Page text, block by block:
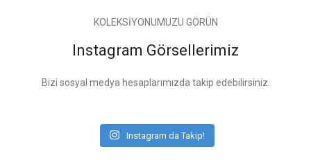
KOLEKSİYONUMUZU GÖRÜN
Instagram Görsellerimiz
Bizi sosyal medya hesaplarımızda takip edebilirsiniz.
Instagram da Takip!